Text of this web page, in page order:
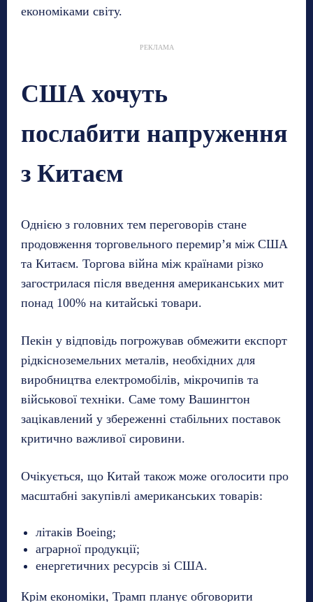
економіками світу.
РЕКЛАМА
США хочуть
послабити напруження
з Китаєм
Однією з головних тем переговорів стане
продовження торговельного перемир’я між США
та Китаєм. Торгова війна між країнами різко
загострилася після введення американських мит
понад 100% на китайські товари.
Пекін у відповідь погрожував обмежити експорт
рідкісноземельних металів, необхідних для
виробництва електромобілів, мікрочипів та
військової техніки. Саме тому Вашингтон
зацікавлений у збереженні стабільних поставок
критично важливої сировини.
Очікується, що Китай також може оголосити про
масштабні закупівлі американських товарів:
літаків Boeing;
аграрної продукції;
енергетичних ресурсів зі США.
Крім економіки, Трамп планує обговорити